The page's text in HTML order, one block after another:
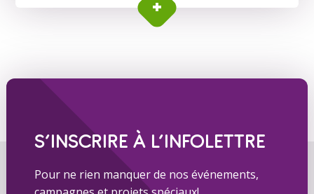
S’INSCRIRE À L’INFOLETTRE
Pour ne rien manquer de nos événements,